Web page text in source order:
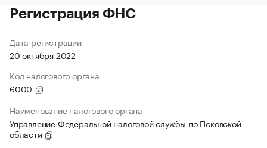
Регистрация ФНС
Дата регистрации
20 октября 2022
Код налогового органа
6000
Наименование налогового органа
Управление Федеральной налоговой службы по Псковской
области